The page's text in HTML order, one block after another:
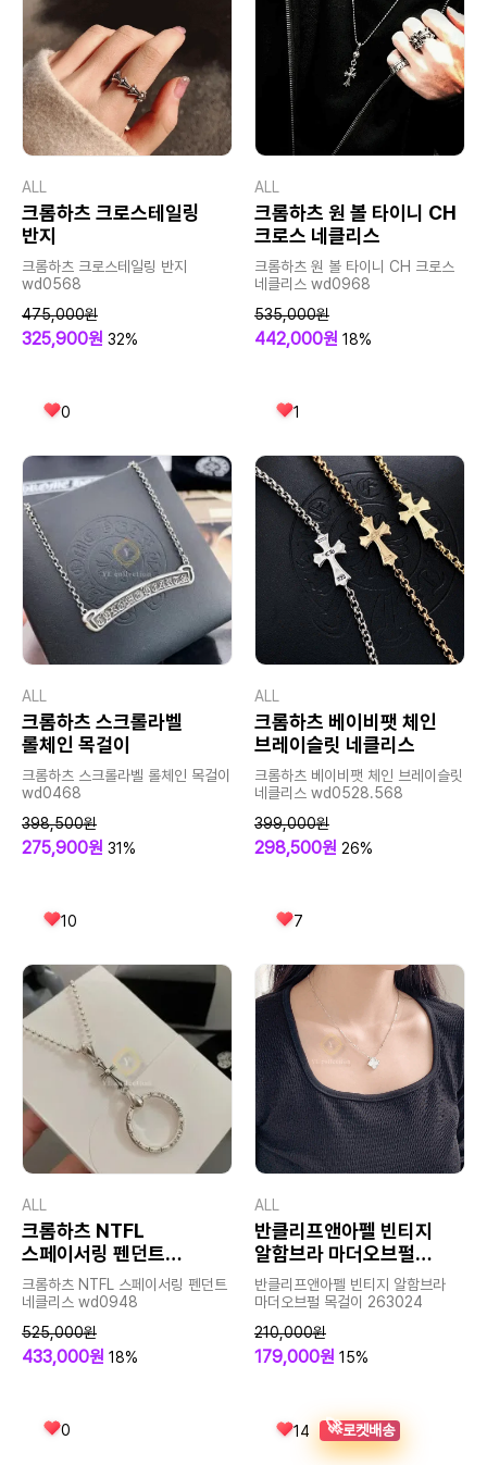
ALL
크롬하츠 크로스테일링
반지
크롬하츠 크로스테일링 반지
wd0568
475,000원
325,900원 32%
0
ALL
크롬하츠 원 볼 타이니 CH
크로스 네클리스
크롬하츠 원 볼 타이니 CH 크로스
네클리스 wd0968
535,000원
442,000원 18%
1
ALL
크롬하츠 스크롤라벨
롤체인 목걸이
크롬하츠 스크롤라벨 롤체인 목걸이
wd0468
398,500원
275,900원 31%
10
ALL
크롬하츠 베이비팻 체인
브레이슬릿 네클리스
크롬하츠 베이비팻 체인 브레이슬릿
네클리스 wd0528.568
399,000원
298,500원 26%
7
ALL
크롬하츠 NTFL
스페이서링 펜던트
네클리스
크롬하츠 NTFL 스페이서링 펜던트
네클리스 wd0948
525,000원
433,000원 18%
0
ALL
반클리프앤아펠 빈티지
알함브라 마더오브펄
목걸이
반클리프앤아펠 빈티지 알함브라
마더오브펄 목걸이 263024
210,000원
179,000원 15%
14 🚀로켓배송